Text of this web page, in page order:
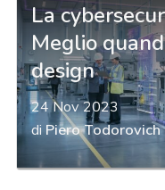
La
Meglio
design
24 Nov 2023
di Piero Todorovich